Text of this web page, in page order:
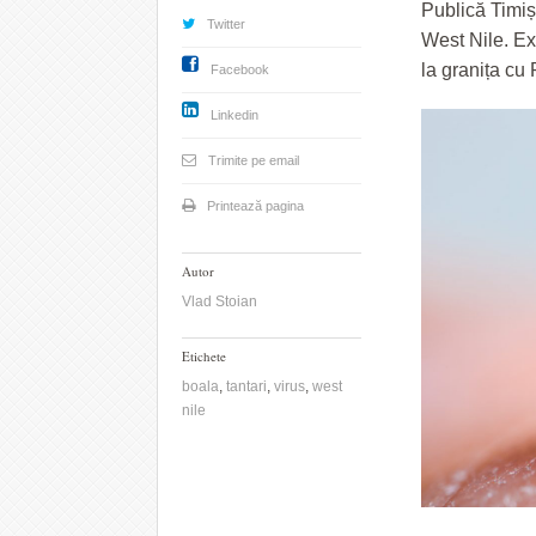
Publică
West Nile.
la granița cu
Twitter
Facebook
Linkedin
Trimite pe email
Printează pagina
Autor
Vlad Stoian
Etichete
boala, tantari, virus, west
nile